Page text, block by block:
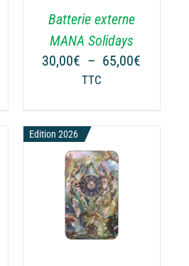
Batterie externe
MANA Solidays
30,00€ – 65,00€
TTC
Edition 2026